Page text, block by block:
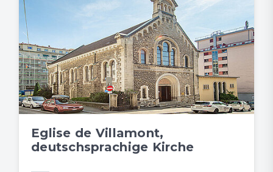
Eglise de Villamont,
deutschsprachige Kirche